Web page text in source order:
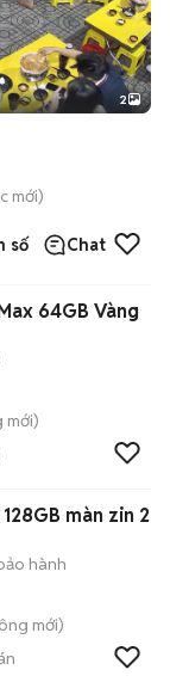
2
mới)
số Chat
64GB Vàng
mới)
màn zin 2
hành
mới)